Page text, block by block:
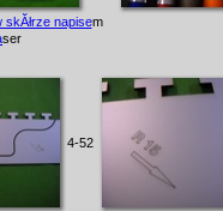
napisem
ser
4-52